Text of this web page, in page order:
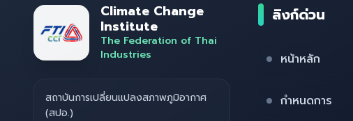
Climate Change
Institute
The Federation of Thai
Industries
สถาบันการเปลี่ยนแปลงสภาพภูมิอากาศ
(สปอ.)
ลิงก์ด่วน
หน้าหลัก
กำหนดการ